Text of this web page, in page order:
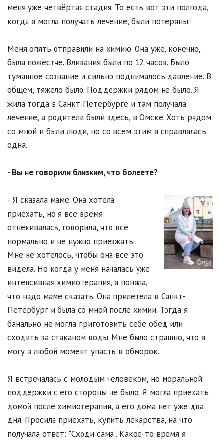
меня уже четвёртая стадия. То есть вот эти полгода,
когда я могла получать лечение, были потеряны.
Меня опять отправили на химию. Она уже, конечно,
была пожёстче. Вливания были по 12 часов. Было
туманное сознание и сильно поднималось давление. В
общем, тяжело было. Поддержки рядом не было. Я
жила тогда в Санкт-Петербурге и там получала
лечение, а родители были здесь, в Омске. Хоть рядом
со мной и были люди, но со всем этим я справлялась
одна.
- Вы не говорили близким, что болеете?
- Я сказала маме. Она хотела
приехать, но я всё время
отнекивалась, говорила, что всё
нормально и не нужно приезжать.
Мне не хотелось, чтобы она всё это
видела. Но когда у меня началась уже
интенсивная химиотерапия, я поняла,
что надо маме сказать. Она прилетела в Санкт-
Петербург и была со мной после химии. Тогда я
банально не могла приготовить себе обед или
сходить за стаканом воды. Мне было страшно, что я
могу в любой момент упасть в обморок.
Я встречалась с молодым человеком, но моральной
поддержки с его стороны не было. Я могла приехать
домой после химиотерапии, а его дома нет уже два
дня. Просила приехать, купить лекарства, на что
получала ответ: "Сходи сама". Какое-то время я